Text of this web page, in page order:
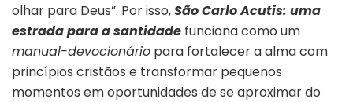
olhar para Deus”. Por isso,São Carlo Acutis: uma
estrada para a santidade funciona como um
manual-devocionário para fortalecer a alma com
princípios cristãos e transformar pequenos
momentos em oportunidades de se aproximar do